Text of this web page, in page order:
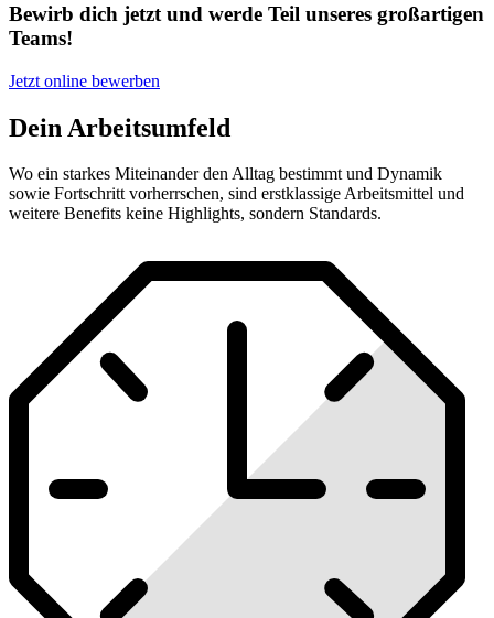
Bewirb dich jetzt und werde Teil unseres großartigen
Teams!
Jetzt online bewerben
Dein Arbeitsumfeld
Wo ein starkes Miteinander den Alltag bestimmt und Dynamik
sowie Fortschritt vorherrschen, sind erstklassige Arbeitsmittel und
weitere Benefits keine Highlights, sondern Standards.